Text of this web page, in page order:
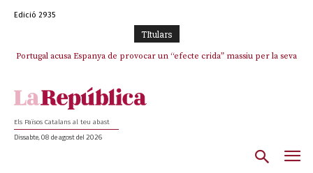
Edició 2935
TItulars
Portugal acusa Espanya de provocar un “efecte crida” massiu per la seva
El col·lapse de l’operació de Marc Puigtió a Girona: desbandada de
Els Països Catalans al teu abast
Dissabte, 08 de agost del 2026